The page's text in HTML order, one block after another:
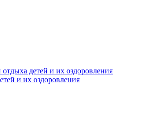
детей и их оздоровления
и их оздоровления